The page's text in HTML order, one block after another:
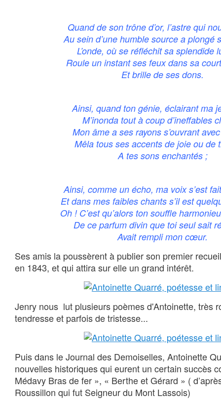
Quand de son trône d’or, l’astre qui
Au sein d’une humble source a plongé
L’onde, où se réfléchit sa splendide
Roule un instant ses feux dans sa
Et brille de ses dons.
Ainsi, quand ton génie, éclairant ma
M’inonda tout à coup d’ineffables
Mon âme a ses rayons s’ouvrant
Mêla tous ses accents de joie ou de
A tes sons enchantés ;
Ainsi, comme un écho, ma voix s’est
Et dans mes faibles chants s’il est
Oh ! C’est qu’alors ton souffle
De ce parfum divin que toi seul sait
Avait rempli mon cœur.
Ses amis la poussèrent à publier son premier
en 1843, et qui attira sur elle un grand intérêt.
Jenry nous lut plusieurs poèmes d'Antoinette, très
tendresse et parfois de tristesse...
Puis dans le Journal des Demoiselles, Antoinette
nouvelles historiques qui eurent un certain succès
Médavy Bras de fer », « Berthe et Gérard » (
Roussillon qui fut Seigneur du Mont Lassois)